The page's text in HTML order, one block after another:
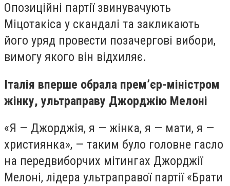
Опозиційні партії звинувачують
Міцотакіса у скандалі та закликають
його уряд провести позачергові вибори,
вимогу якого він відхиляє.
Італія вперше обрала прем’єр-міністром
жінку, ультраправу Джорджію Мелоні
«Я — Джорджія, я — жінка, я — мати, я —
християнка», — таким було головне гасло
на передвиборчих мітингах Джорджії
Мелоні, лідера ультраправої партії «Брати